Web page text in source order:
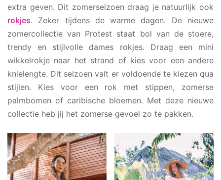
extra geven. Dit zomerseizoen draag je natuurlijk ook
rokjes. Zeker tijdens de warme dagen. De nieuwe
zomercollectie van Protest staat bol van de stoere,
trendy en stijlvolle dames rokjes. Draag een mini
wikkelrokje naar het strand of kies voor een andere
knielengte. Dit seizoen valt er voldoende te kiezen qua
stijlen. Kies voor een rok met stippen, zomerse
palmbomen of caribische bloemen. Met deze nieuwe
collectie heb jij het zomerse gevoel zo te pakken.